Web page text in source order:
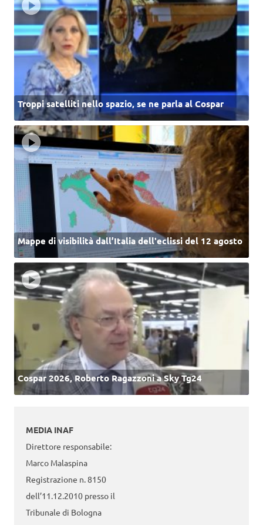
Troppi satelliti nello spazio, se ne parla al Cospar
Mappe di visibilità dall’Italia dell'eclissi del 12 agosto
Cospar 2026, Roberto Ragazzoni a Sky Tg24
MEDIA INAF
Direttore responsabile:
Marco Malaspina
Registrazione n. 8150
dell’11.12.2010 presso il
Tribunale di Bologna